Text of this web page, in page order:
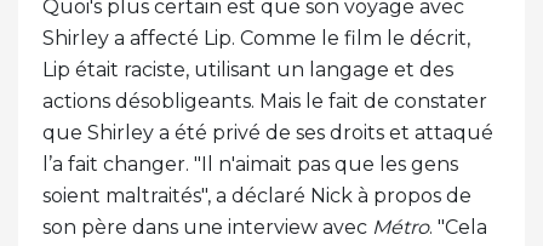
Quoi's plus certain est que son voyage avec
Shirley a affecté Lip. Comme le film le décrit,
Lip était raciste, utilisant un langage et des
actions désobligeants. Mais le fait de constater
que Shirley a été privé de ses droits et attaqué
l’a fait changer. "Il n'aimait pas que les gens
soient maltraités", a déclaré Nick à propos de
son père dans une interview avec Métro. "Cela